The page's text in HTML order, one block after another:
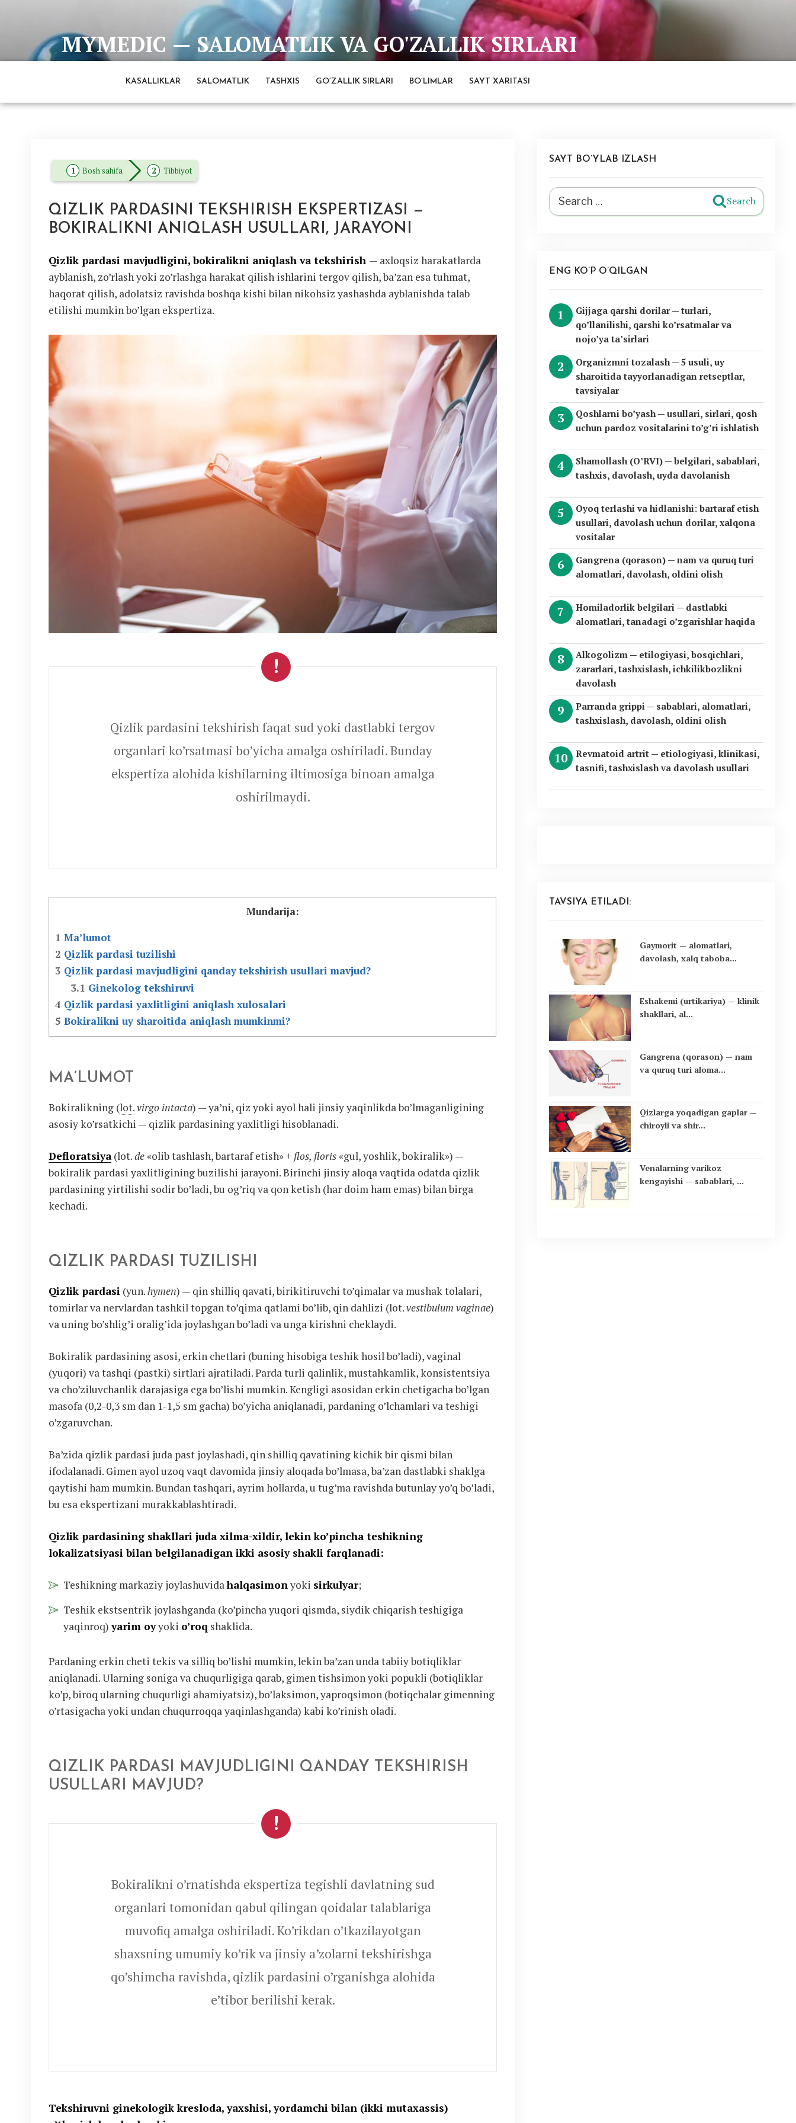
MYMEDIC — SALOMATLIK VA GO'ZALLIK SIRLARI
Barcha eng ishonchli va to'liq ma'lumotlar manbai
KASALLIKLAR SALOMATLIK TASHXIS GO’ZALLIK SIRLARI BO’LIMLAR SAYT XARITASI
Bosh sahifa Tibbiyot
QIZLIK PARDASINI TEKSHIRISH EKSPERTIZASI —
BOKIRALIKNI ANIQLASH USULLARI, JARAYONI
Qizlik pardasi mavjudligini, bokiralikni aniqlash va tekshirish — axloqsiz harakatlarda
ayblanish, zo’rlash yoki zo’rlashga harakat qilish ishlarini tergov qilish, ba’zan esa tuhmat,
haqorat qilish, adolatsiz ravishda boshqa kishi bilan nikohsiz yashashda ayblanishda talab
etilishi mumkin bo’lgan ekspertiza.
Qizlik pardasini tekshirish faqat sud yoki dastlabki tergov
organlari ko’rsatmasi bo’yicha amalga oshiriladi. Bunday
ekspertiza alohida kishilarning iltimosiga binoan amalga
oshirilmaydi.
Mundarija:
1 Ma’lumot
2 Qizlik pardasi tuzilishi
3 Qizlik pardasi mavjudligini qanday tekshirish usullari mavjud?
3.1 Ginekolog tekshiruvi
4 Qizlik pardasi yaxlitligini aniqlash xulosalari
5 Bokiralikni uy sharoitida aniqlash mumkinmi?
MA’LUMOT
Bokiralikning (lot.virgo intacta) — ya’ni, qiz yoki ayol hali jinsiy yaqinlikda bo’lmaganligining
asosiy ko’rsatkichi — qizlik pardasining yaxlitligi hisoblanadi.
Defloratsiya(lot.de«olib tashlash, bartaraf etish» + flos, floris«gul, yoshlik, bokiralik») —
bokiralik pardasi yaxlitligining buzilishi jarayoni. Birinchi jinsiy aloqa vaqtida odatda qizlik
pardasining yirtilishi sodir bo’ladi, bu og’riq va qon ketish (har doim ham emas) bilan birga
kechadi.
QIZLIK PARDASI TUZILISHI
Qizlik pardasi (yun. hymen) — qin shilliq qavati, birikitiruvchi to’qimalar va mushak tolalari,
tomirlar va nervlardan tashkil topgan to’qima qatlami bo’lib, qin dahlizi (lot.vestibulum vaginae)
va uning bo’shlig’i oralig’ida joylashgan bo’ladi va unga kirishni cheklaydi.
Bokiralik pardasining asosi, erkin chetlari (buning hisobiga teshik hosil bo’ladi), vaginal
(yuqori) va tashqi (pastki) sirtlari ajratiladi. Parda turli qalinlik, mustahkamlik, konsistentsiya
va cho’ziluvchanlik darajasiga ega bo’lishi mumkin. Kengligi asosidan erkin chetigacha bo’lgan
masofa (0,2-0,3 sm dan 1-1,5 sm gacha) bo’yicha aniqlanadi, pardaning o’lchamlari va teshigi
o’zgaruvchan.
Ba’zida qizlik pardasi juda past joylashadi, qin shilliq qavatining kichik bir qismi bilan
ifodalanadi. Gimen ayol uzoq vaqt davomida jinsiy aloqada bo’lmasa, ba’zan dastlabki shaklga
qaytishi ham mumkin. Bundan tashqari, ayrim hollarda, u tug’ma ravishda butunlay yo’q bo’ladi,
bu esa ekspertizani murakkablashtiradi.
Qizlik pardasining shakllari juda xilma-xildir, lekin ko’pincha teshikning
lokalizatsiyasi bilan belgilanadigan ikki asosiy shakli farqlanadi:
Teshikning markaziy joylashuvidahalqasimonyoki sirkulyar;
Teshik ekstsentrik joylashganda (ko’pincha yuqori qismda, siydik chiqarish teshigiga
yaqinroq)yarim oyyoki o’roq shaklida.
Pardaning erkin cheti tekis va silliq bo’lishi mumkin, lekin ba’zan unda tabiiy botiqliklar
aniqlanadi. Ularning soniga va chuqurligiga qarab, gimen tishsimon yoki popukli (botiqliklar
ko’p, biroq ularning chuqurligi ahamiyatsiz), bo’laksimon, yaproqsimon (botiqchalar gimenning
o’rtasigacha yoki undan chuqurroqqa yaqinlashganda) kabi ko’rinish oladi.
QIZLIK PARDASI MAVJUDLIGINI QANDAY TEKSHIRISH
USULLARI MAVJUD?
Bokiralikni o’rnatishda ekspertiza tegishli davlatning sud
organlari tomonidan qabul qilingan qoidalar talablariga
muvofiq amalga oshiriladi. Ko’rikdan o’tkazilayotgan
shaxsning umumiy ko’rik va jinsiy a’zolarni tekshirishga
qo’shimcha ravishda, qizlik pardasini o’rganishga alohida
e’tibor berilishi kerak.
Tekshiruvni ginekologik kresloda, yaxshisi, yordamchi bilan (ikki mutaxassis)
SAYT BO’YLAB IZLASH
Search
for:
Search
ENG KO’P O’QILGAN
Gijjaga qarshi dorilar — turlari,
qo’llanilishi, qarshi ko’rsatmalar va
nojo’ya ta’sirlari
Organizmni tozalash — 5 usuli, uy
sharoitida tayyorlanadigan retseptlar,
tavsiyalar
Qoshlarni bo’yash — usullari, sirlari, qosh
uchun pardoz vositalarini to’g’ri ishlatish
Shamollash (O’RVI) — belgilari, sabablari,
tashxis, davolash, uyda davolanish
Oyoq terlashi va hidlanishi: bartaraf etish
usullari, davolash uchun dorilar, xalqona
vositalar
Gangrena (qorason) — nam va quruq turi
alomatlari, davolash, oldini olish
Homiladorlik belgilari — dastlabki
alomatlari, tanadagi o’zgarishlar haqida
Alkogolizm — etilogiyasi, bosqichlari,
zararlari, tashxislash, ichkilikbozlikni
davolash
Parranda grippi — sabablari, alomatlari,
tashxislash, davolash, oldini olish
Revmatoid artrit — etiologiyasi, klinikasi,
tasnifi, tashxislash va davolash usullari
TAVSIYA ETILADI:
Gaymorit — alomatlari,
davolash, xalq taboba...
Eshakemi (urtikariya) — klinik
shakllari, al...
Gangrena (qorason) — nam
va quruq turi aloma...
Qizlarga yoqadigan gaplar —
chiroyli va shir...
Venalarning varikoz
kengayishi — sabablari, ...